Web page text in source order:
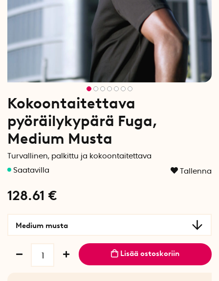
Kokoontaitettava
pyöräilykypärä Fuga,
Medium Musta
Turvallinen, palkittu ja kokoontaitettava
Tallenna
128.61 €
Medium musta
Lisää ostoskoriin